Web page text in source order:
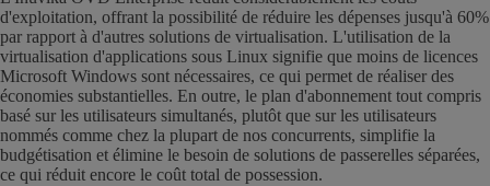
d'exploitation, offrant la possibilité de réduire les dépenses jusqu'à 60%
par rapport à d'autres solutions de virtualisation. L'utilisation de la
virtualisation d'applications sous Linux signifie que moins de licences
Microsoft Windows sont nécessaires, ce qui permet de réaliser des
économies substantielles. En outre, le plan d'abonnement tout compris
basé sur les utilisateurs simultanés, plutôt que sur les utilisateurs
nommés comme chez la plupart de nos concurrents, simplifie la
budgétisation et élimine le besoin de solutions de passerelles séparées,
ce qui réduit encore le coût total de possession.